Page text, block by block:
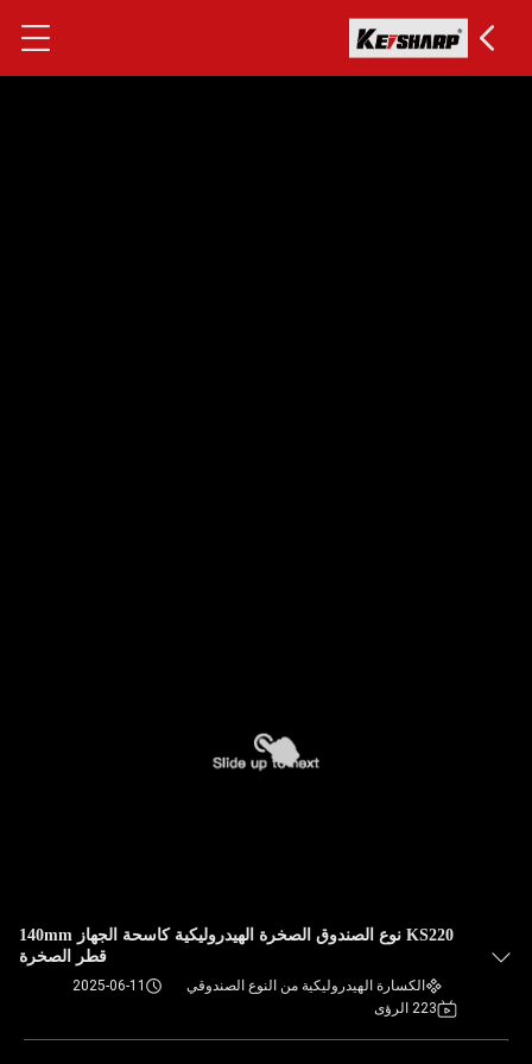
KS220 نوع الصندوق الصخرة الهيدروليكية كاسحة الجهاز 140mm
قطر الصخرة
الكسارة الهيدروليكية من النوع الصندوقي
2025-06-11
223 الرؤى